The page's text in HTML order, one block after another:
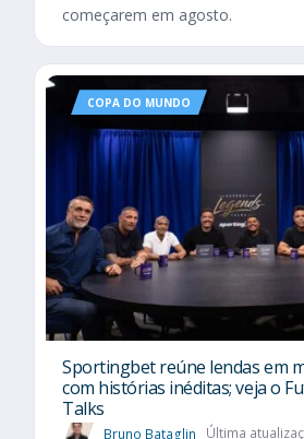
começarem em agosto.
COPA DO MUNDO
Sportingbet reúne lendas em
com histórias inéditas; veja o
Talks
Bruno Bataglin Última